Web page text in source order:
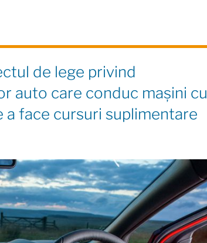
de lege privind
auto care conduc maşini cu
a face cursuri suplimentare